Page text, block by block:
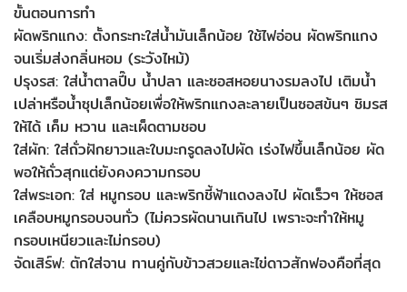
ขั้นตอนการทำ
ผัดพริกแกง: ตั้งกระทะใส่น้ำมันเล็กน้อย ใช้ไฟอ่อน ผัดพริกแกง
จนเริ่มส่งกลิ่นหอม (ระวังไหม้)
ปรุงรส: ใส่น้ำตาลปี๊บ น้ำปลา และซอสหอยนางรมลงไป เติมน้ำ
เปล่าหรือน้ำซุปเล็กน้อยเพื่อให้พริกแกงละลายเป็นซอสข้นๆ ชิมรส
ให้ได้ เค็ม หวาน และเผ็ดตามชอบ
ใส่ผัก: ใส่ถั่วฝักยาวและใบมะกรูดลงไปผัด เร่งไฟขึ้นเล็กน้อย ผัด
พอให้ถั่วสุกแต่ยังคงความกรอบ
ใส่พระเอก: ใส่ หมูกรอบ และพริกชี้ฟ้าแดงลงไป ผัดเร็วๆ ให้ซอส
เคลือบหมูกรอบจนทั่ว (ไม่ควรผัดนานเกินไป เพราะจะทำให้หมู
กรอบเหนียวและไม่กรอบ)
จัดเสิร์ฟ: ตักใส่จาน ทานคู่กับข้าวสวยและไข่ดาวสักฟองคือที่สุด